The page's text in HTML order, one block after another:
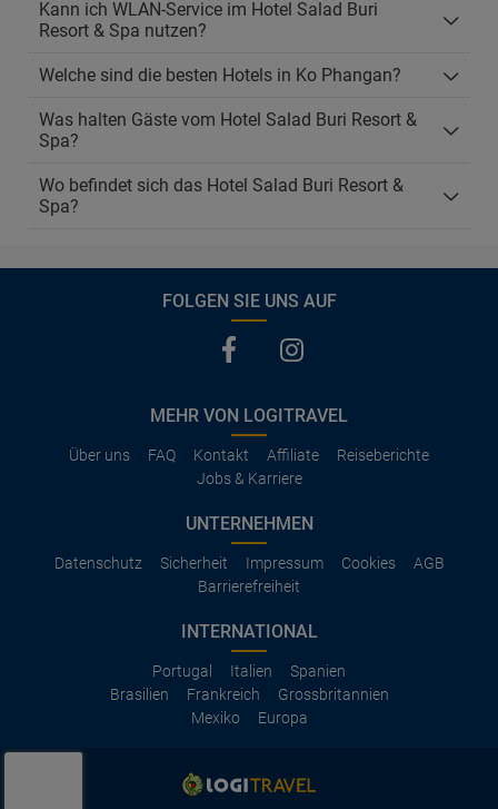
Kann ich WLAN-Service im Hotel Salad Buri
Resort & Spa nutzen?
Welche sind die besten Hotels in Ko Phangan?
Was halten Gäste vom Hotel Salad Buri Resort &
Spa?
Wo befindet sich das Hotel Salad Buri Resort &
Spa?
FOLGEN SIE UNS AUF
MEHR VON LOGITRAVEL
Über uns FAQ Kontakt Affiliate
Reiseberichte
Jobs & Karriere
UNTERNEHMEN
Datenschutz Sicherheit Impressum Cookies
AGB
Barrierefreiheit
INTERNATIONAL
Portugal Italien
Spanien
Brasilien
Frankreich
Grossbritannien
Mexiko
Europa